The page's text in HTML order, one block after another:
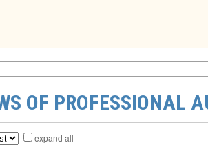
OF PROFESSIONAL
expand all